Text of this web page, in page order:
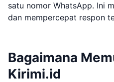
satu nomor WhatsApp. Ini
dan mempercepat respon
Bagaimana
Kirimi.id